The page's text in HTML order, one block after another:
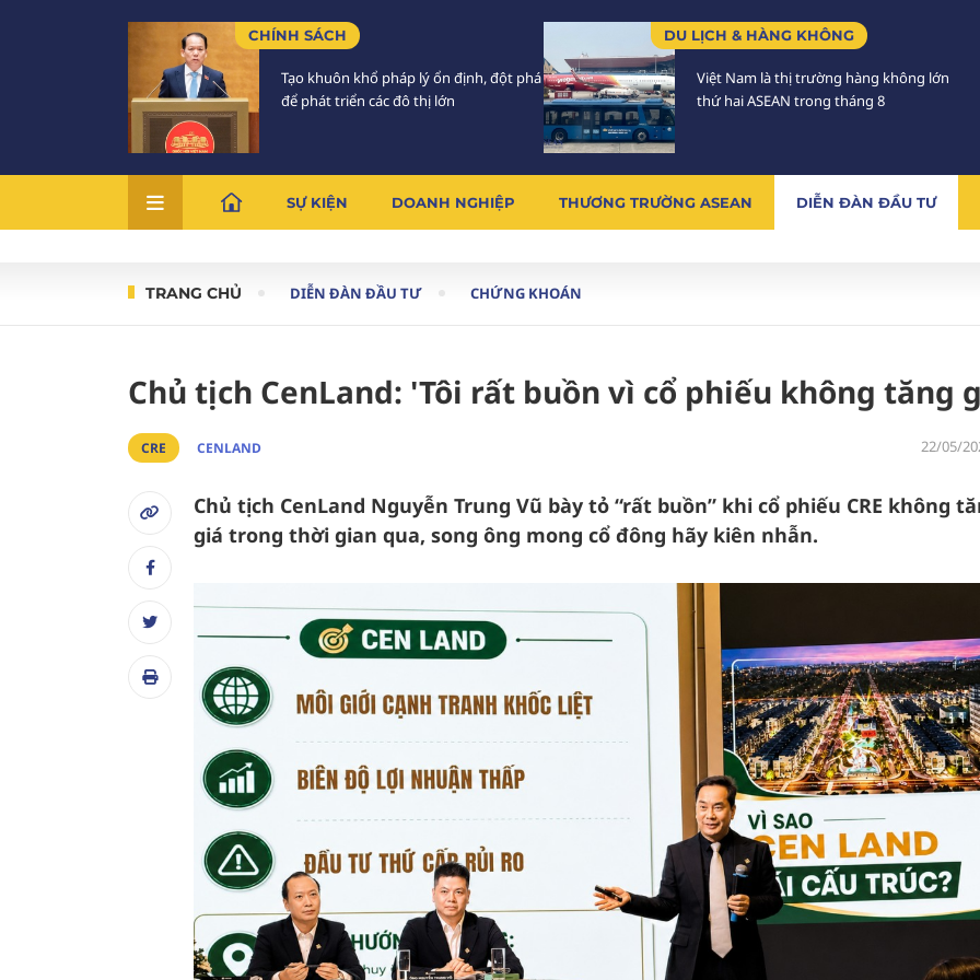
CHÍNH SÁCH
Tạo khuôn khổ pháp lý ổn định, đột phá
để phát triển các đô thị lớn
DU LỊCH & HÀNG KHÔNG
Việt Nam là thị trường hàng không lớn
thứ hai ASEAN trong tháng 8
SỰ KIỆN DOANH NGHIỆP THƯƠNG TRƯỜNG ASEAN DIỄN ĐÀN ĐẦU TƯ
TRANG CHỦ DIỄN ĐÀN ĐẦU TƯ CHỨNG KHOÁN
Chủ tịch CenLand: 'Tôi rất buồn vì cổ phiếu không tăng
CRE CENLAND 22/05/
Chủ tịch CenLand Nguyễn Trung Vũ bày tỏ “rất buồn” khi cổ phiếu CRE không
giá trong thời gian qua, song ông mong cổ đông hãy kiên nhẫn.